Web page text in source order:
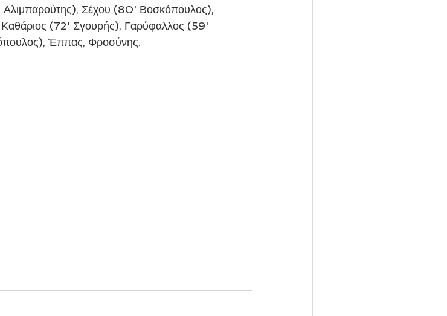
Σέχου (80' Βοσκόπουλος),
(72' Σγουρής), Γαρύφαλλος (59'
Έππας, Φροσύνης.